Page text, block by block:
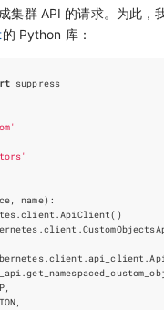
集群 API 的请求。为此，
的 Python 库：
suppress
, name):
.client .ApiClient()
.client .
.client .api_client .
.
,
,